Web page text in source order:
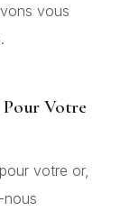
vous
Votre
votre or,
nous